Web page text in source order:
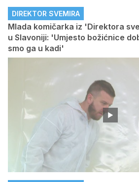
DIREKTOR SVEMIRA
Mlada komičarka iz 'Direktora
u Slavoniji: 'Umjesto božićnice
smo ga u kadi'